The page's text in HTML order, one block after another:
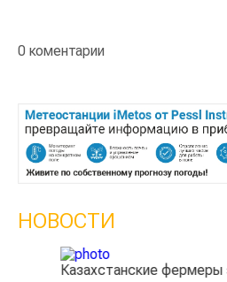
0 коментарии
НОВОСТИ
Казахстанские фермеры